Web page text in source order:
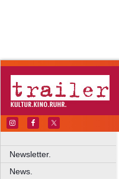
Newsletter.
News.